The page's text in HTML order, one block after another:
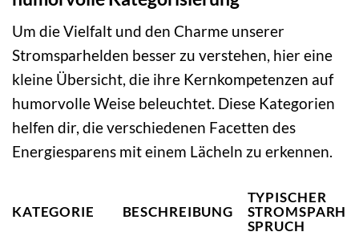
Um die Vielfalt und den Charme unserer
Stromsparhelden besser zu verstehen, hier eine
kleine Übersicht, die ihre Kernkompetenzen auf
humorvolle Weise beleuchtet. Diese Kategorien
helfen dir, die verschiedenen Facetten des
Energiesparens mit einem Lächeln zu erkennen.
KATEGORIE BESCHREIBUNG
TYPISCHER
SPRUCH